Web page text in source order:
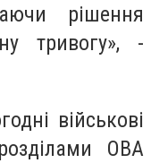
рішення
тривогу», -
військові
ОВА